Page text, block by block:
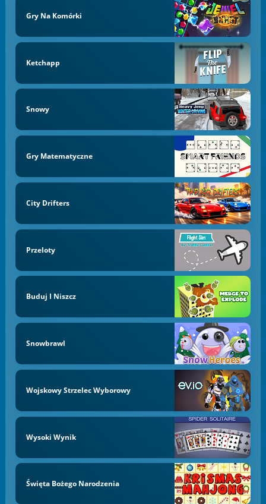
Gry Na Komórki
Ketchapp
Snowy
Gry Matematyczne
City Drifters
Przeloty
Buduj I Niszcz
Snowbrawl
Wojskowy Strzelec Wyborowy
Wysoki Wynik
Święta Bożego Narodzenia